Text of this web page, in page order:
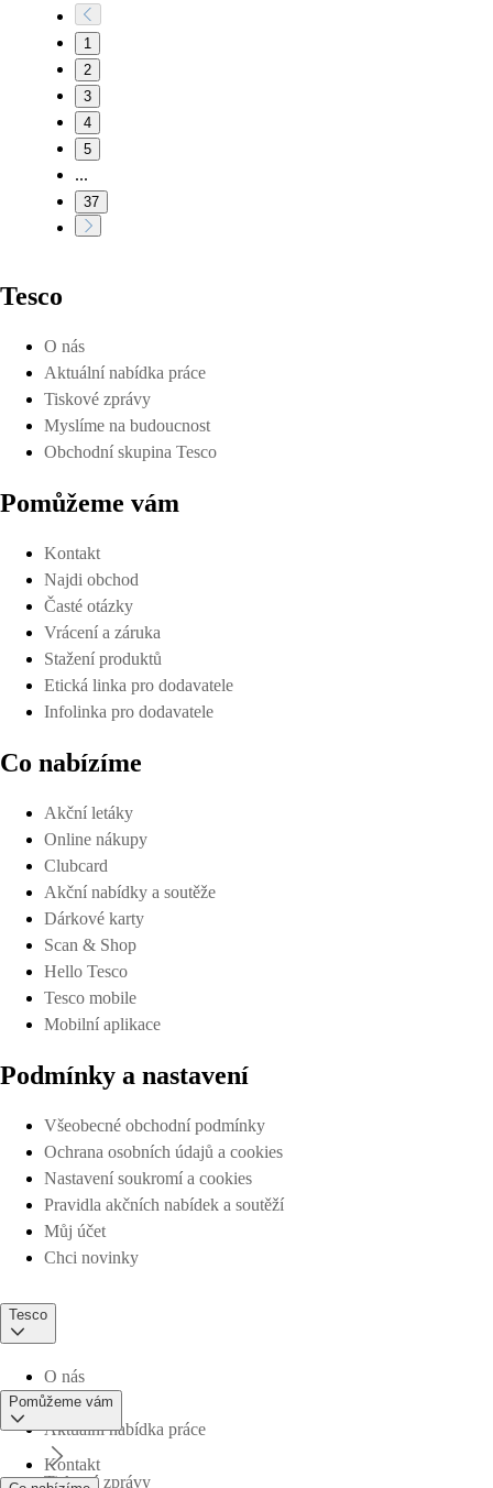
1
2
3
4
5
...
37
Tesco
O nás
Aktuální nabídka práce
Tiskové zprávy
Myslíme na budoucnost
Obchodní skupina Tesco
Pomůžeme vám
Kontakt
Najdi obchod
Časté otázky
Vrácení a záruka
Stažení produktů
Etická linka pro dodavatele
Infolinka pro dodavatele
Co nabízíme
Akční letáky
Online nákupy
Clubcard
Akční nabídky a soutěže
Dárkové karty
Scan & Shop
Hello Tesco
Tesco mobile
Mobilní aplikace
Podmínky a nastavení
Všeobecné obchodní podmínky
Ochrana osobních údajů a cookies
Nastavení soukromí a cookies
Pravidla akčních nabídek a soutěží
Můj účet
Chci novinky
Tesco
O nás
Aktuální nabídka práce
Tiskové zprávy
Pomůžeme vám
Kontakt